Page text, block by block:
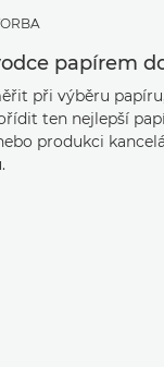
papírem
při výběru
ten nejlepší
produkci